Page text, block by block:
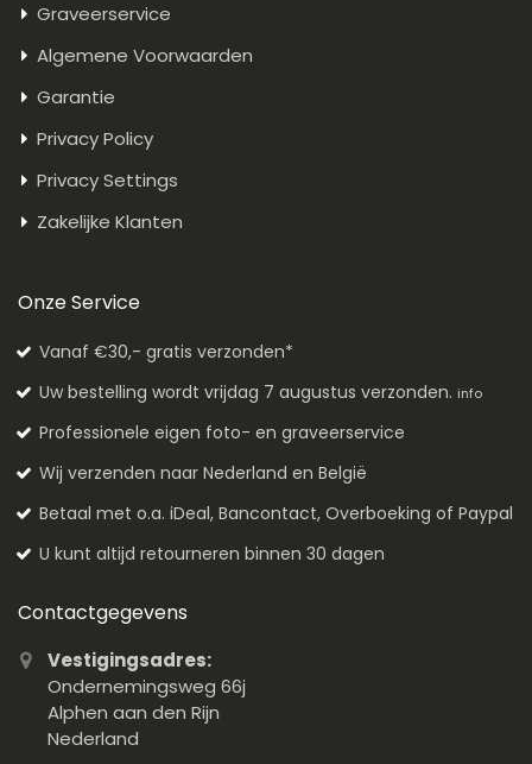
Graveerservice
Algemene Voorwaarden
Garantie
Privacy Policy
Privacy Settings
Zakelijke Klanten
Onze Service
Vanaf €30,- gratis verzonden*
Uw bestelling wordt vrijdag 7 augustus verzonden. info
Professionele eigen foto- en graveerservice
Wij verzenden naar Nederland en België
Betaal met o.a. iDeal, Bancontact, Overboeking of Paypal
U kunt altijd retourneren binnen 30 dagen
Contactgegevens
Vestigingsadres:
Ondernemingsweg 66j
Alphen aan den Rijn
Nederland